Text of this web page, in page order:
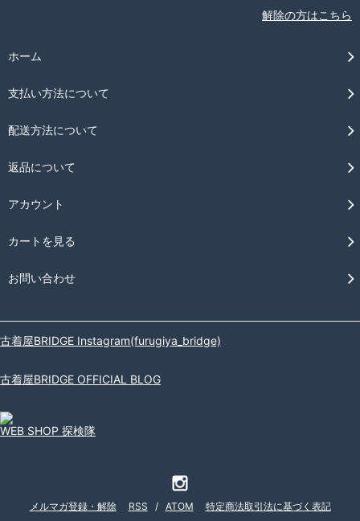
解除の方はこちら
ホーム
支払い方法について
配送方法について
返品について
アカウント
カートを見る
お問い合わせ
古着屋BRIDGE Instagram(furugiya_bridge)
古着屋BRIDGE OFFICIAL BLOG
WEB SHOP 探検隊
メルマガ登録・解除 RSS / ATOM 特定商法取引法に基づく表記